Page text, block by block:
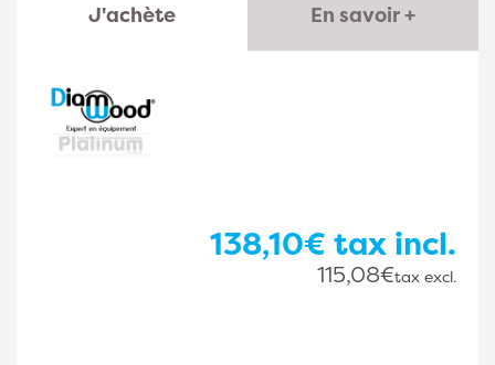
J'achète En savoir +
138,10€ tax incl.
115,08€tax excl.